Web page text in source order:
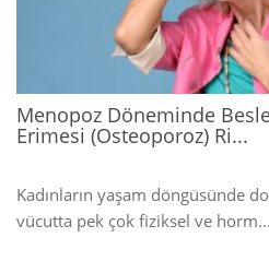
Menopoz Döneminde
Erimesi (Osteoporoz) Ri...
Kadınların yaşam döngüsünde
vücutta pek çok fiziksel ve horm...